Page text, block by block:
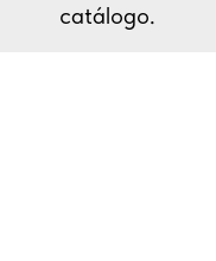
catálogo.